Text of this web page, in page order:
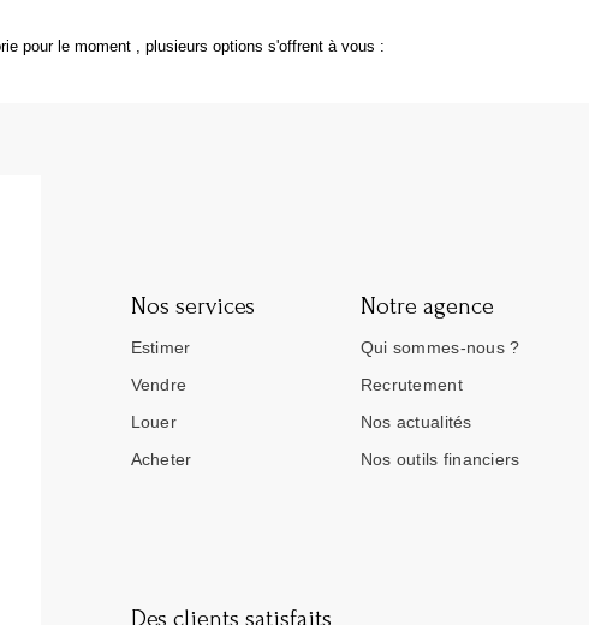
pour le moment , plusieurs options s'offrent à vous :
Nos services
Estimer
Vendre
Louer
Acheter
Notre agence
Qui sommes-nous ?
Recrutement
Nos actualités
Nos outils financiers
Des clients satisfaits